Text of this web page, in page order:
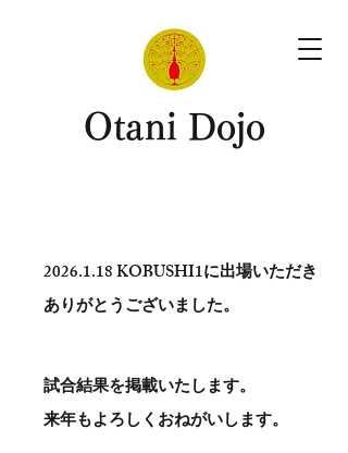
​Otani Dojo
2026.1.18KOBUSHI1に出場いただき
ありがとう​ございました。
試合結果を掲載いたします。
​来年もよろしくおねがいします。